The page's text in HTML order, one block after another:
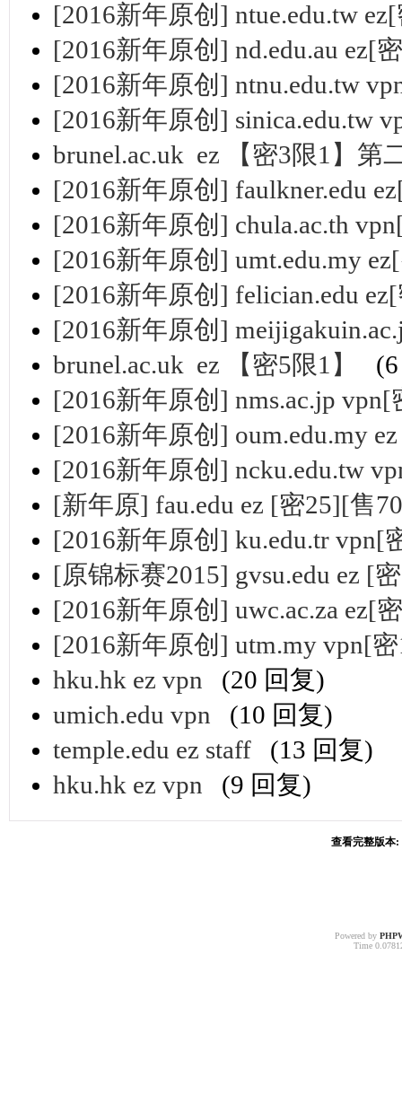
[2016新年原创] ntue.edu.tw
[2016新年原创] nd.edu.au ez[
[2016新年原创] ntnu.edu.tw
[2016新年原创] sinica.edu.tw
brunel.ac.uk ez 【密3限1】第
[2016新年原创] faulkner.edu
[2016新年原创] chula.ac.th
[2016新年原创] umt.edu.my
[2016新年原创] felician.edu
[2016新年原创]
brunel.ac.uk ez 【密5限1】
[2016新年原创] nms.ac.jp
[2016新年原创] oum.edu.my
[2016新年原创] ncku.edu.tw
[新年原] fau.edu ez [密25][售
[2016新年原创] ku.edu.tr vpn[
[原锦标赛2015] gvsu.edu ez [
[2016新年原创] uwc.ac.za ez[
[2016新年原创] utm.my vpn[
hku.hk ez vpn
(20 回复)
umich.edu vpn
(10 回复)
temple.edu ez staff
(13 回复)
hku.hk ez vpn
(9 回复)
查看完整版本
Powered by
Time